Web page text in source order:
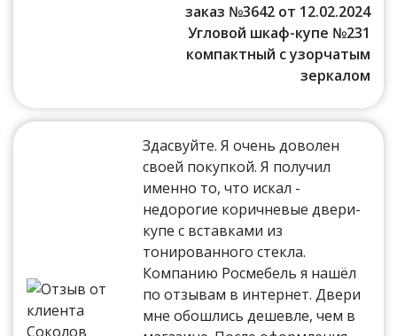
заказ №3642 от 12.02.2024
Угловой шкаф-купе №231
компактный с узорчатым
зеркалом
Здасвуйте. Я очень доволен
своей покупкой. Я получил
именно то, что искал -
недорогие коричневые двери-
купе с вставками из
тонированного стекла.
Компанию Росмебель я нашёл
по отзывам в интернет. Двери
мне обошлись дешевле, чем в